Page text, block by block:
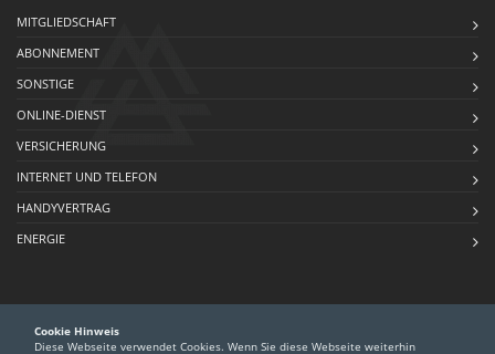
MITGLIEDSCHAFT
ABONNEMENT
SONSTIGE
ONLINE-DIENST
VERSICHERUNG
INTERNET UND TELEFON
HANDYVERTRAG
ENERGIE
Cookie Hinweis
Diese Webseite verwendet Cookies. Wenn Sie diese Webseite weiterhin